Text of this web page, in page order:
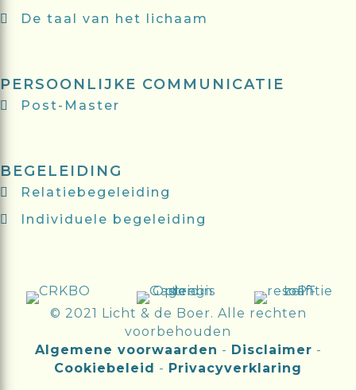
De taal van het lichaam
PERSOONLIJKE COMMUNICATIE
Post-Master
BEGELEIDING
Relatiebegeleiding
Individuele begeleiding
© 2021 Licht & de Boer. Alle rechten
voorbehouden
Algemene voorwaarden - Disclaimer -
Cookiebeleid - Privacyverklaring